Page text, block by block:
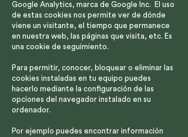
Google Analytics, marca de Google Inc. El uso
de estas cookies nos permite ver de dónde
viene un visitante, el tiempo que permanece
en nuestra web, las páginas que visita, etc. Es
una cookie de seguimiento.
Para permitir, conocer, bloquear o eliminar las
cookies instaladas en tu equipo puedes
hacerlo mediante la configuración de las
opciones del navegador instalado en su
ordenador.
Por ejemplo puedes encontrar información